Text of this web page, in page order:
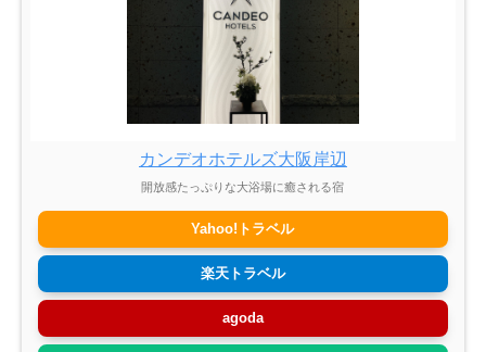
カンデオホテルズ大阪岸辺
開放感たっぷりな大浴場に癒される宿
Yahoo!トラベル
楽天トラベル
agoda